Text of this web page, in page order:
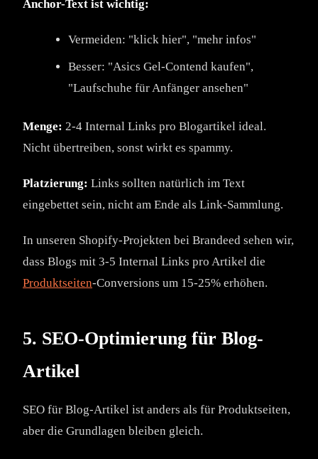
Anchor-Text ist wichtig:
Vermeiden: "klick hier", "mehr infos"
Besser: "Asics Gel-Contend kaufen",
"Laufschuhe für Anfänger ansehen"
Menge: 2-4 Internal Links pro Blogartikel ideal.
Nicht übertreiben, sonst wirkt es spammy.
Platzierung: Links sollten natürlich im Text
eingebettet sein, nicht am Ende als Link-Sammlung.
In unseren Shopify-Projekten bei Brandeed sehen wir,
dass Blogs mit 3-5 Internal Links pro Artikel die
Produktseiten-Conversions um 15-25% erhöhen.
5. SEO-Optimierung für Blog-
Artikel
SEO für Blog-Artikel ist anders als für Produktseiten,
aber die Grundlagen bleiben gleich.